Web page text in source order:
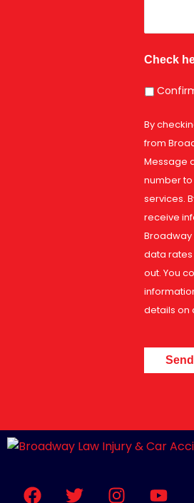
Check
By
from
Message
number
services.
receive
Broadway
data rates
out. You
details on
F T I Y